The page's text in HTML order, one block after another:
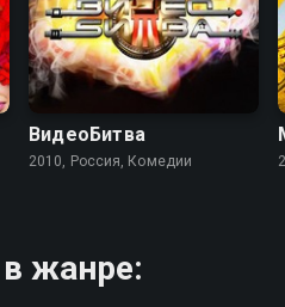
ВидеоБитва
2010, Россия, Комедии
жанре: